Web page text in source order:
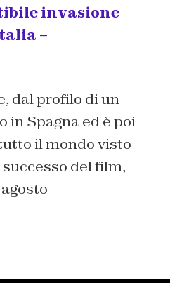
invasione
–
dal profilo di un
in Spagna ed è poi
il mondo visto
del film,